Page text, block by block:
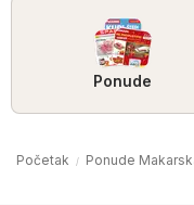
Ponude
Početak Ponude